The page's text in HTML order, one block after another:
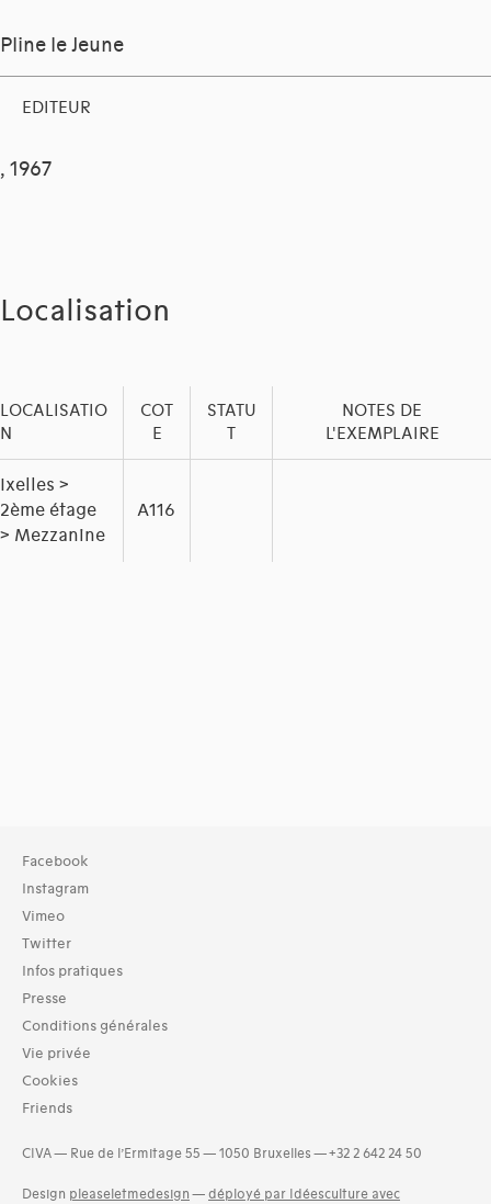
Pline le Jeune
EDITEUR
, 1967
Localisation
LOCALISATIO
N
COT
E
STATU
T
NOTES DE
L'EXEMPLAIRE
Ixelles >
2ème étage
> Mezzanine
A116
Facebook
Instagram
Vimeo
Twitter
Infos pratiques
Presse
Conditions générales
Vie privée
Cookies
Friends
CIVA — Rue de l’Ermitage 55 — 1050 Bruxelles — +32 2 642 24 50
Design pleaseletmedesign — déployé par Idéesculture avec